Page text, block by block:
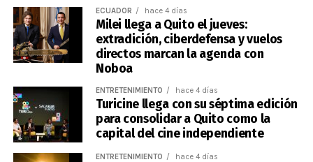
ECUADOR hace 4 días
Milei llega a Quito el jueves:
extradición, ciberdefensa y vuelos
directos marcan la agenda con
Noboa
ENTRETENIMIENTO hace 4 días
Turicine llega con su séptima edición
para consolidar a Quito como la
capital del cine independiente
ENTRETENIMIENTO hace 4 días